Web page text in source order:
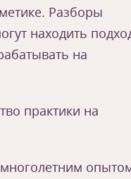
Разборы
находить
на
практики на